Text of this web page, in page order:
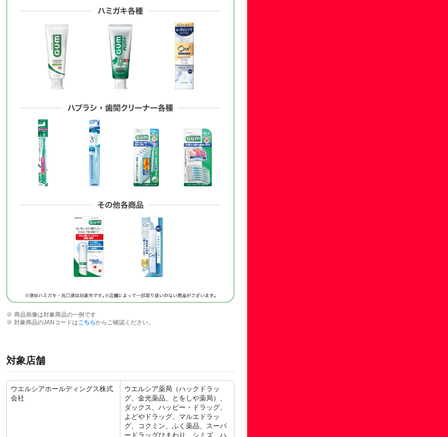
商品画像は対象商品の一例です
対象商品のJANコードはこちらからご確認ください。
対象店舗
ウエルシアホールディングス株式
会社
ウエルシア薬局（ハックドラッ
グ、金光薬品、とをしや薬局）、
ダックス、ハッピー・ドラッグ、
よどやドラッグ、マルエドラッ
グ、コクミン、ふく薬品、スーパ
ードラッグひまわり、シミズ、ハ